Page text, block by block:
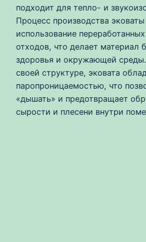
подходит для тепло- и
Процесс производства
использование
отходов, что делает материал
здоровья и окружающей
своей структуре, эковата
паропроницаемостью, что
«дышать» и предотвращает
сырости и плесени внутри